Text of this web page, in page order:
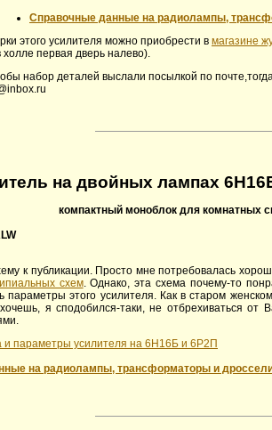
Справочные данные на радиолампы,
этого усилителя можно приобрести в магазине
первая дверь налево).
набор деталей выслали посылкой по
на двойных лампах
компактный моноблок для комнатных
к публикации. Просто мне потребовалась
схем. Однако, эта схема почему-то
параметры этого усилителя. Как в старом
я сподобился-таки, не отбрехиваться от
и параметры усилителя на 6Н16Б и 6Р2П
на радиолампы, трансформаторы и